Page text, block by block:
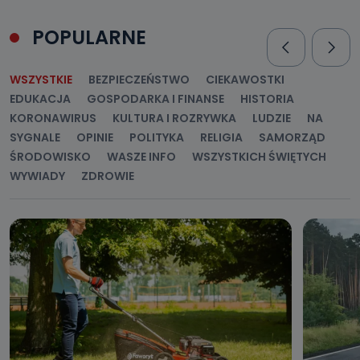
procesach zautomatyzowanego profilowania.
przekazanymi nam danymi?
Po wyrażeniu zgody na przetwarzanie danych osobowych,
mają Państwo prawo do żądania od Telewizji Kablowa
400) przy ul. Wolności 19 dostępu do danych osobowych
dotyczących Państwa oraz uzyskania ich kopii, a także
żądania ich sprostowania, usunięcia danych,
ograniczenia ich przetwarzania oraz prawo wniesienia
Do kiedy Państwa dane osobowe będą
przechowywane?
Do czasu wycofania zgody lub, jeśli dane będą
przetwarzane na podstawie prawnie uzasadnionego celu
administratora – do momentu wniesienia sprzeciwu.
Jakie dane osobowe przetwarzamy?
Przetwarzane kategorie Państwa danych osobowych to
dane, które pochodzą bezpośrednio od Państwa (lub
POPULARNE
WSZYSTKIE BEZPIECZEŃSTWO
CIEKAWOSTKI
EDUKACJA
GOSPODARKA I FINANSE
HISTORIA
KORONAWIRUS
KULTURA I ROZRYWKA LUDZIE
NA
SYGNALE
OPINIE POLITYKA RELIGIA
SAMORZĄD
ŚRODOWISKO
WASZE INFO
WSZYSTKICH ŚWIĘTYCH
WYWIADY
ZDROWIE